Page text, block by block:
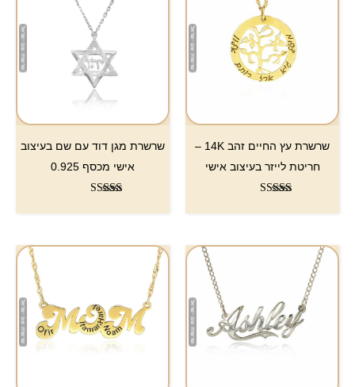
שרשרת עץ החיים זהב 14K –
חריטת לייזר בעיצוב אישי
5.00
שרשרת מגן דוד עם שם בעיצוב
אישי מכסף 0.925
5.00